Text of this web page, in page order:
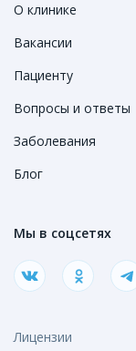
О клинике
Вакансии
Пациенту
Вопросы и ответы
Заболевания
Блог
Мы в соцсетях
Лицензии